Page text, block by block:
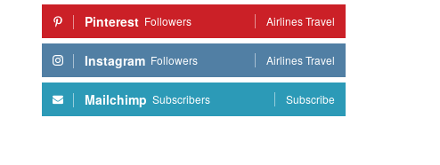
Pinterest Followers Airlines Travel
Instagram Followers Airlines Travel
Mailchimp Subscribers Subscribe